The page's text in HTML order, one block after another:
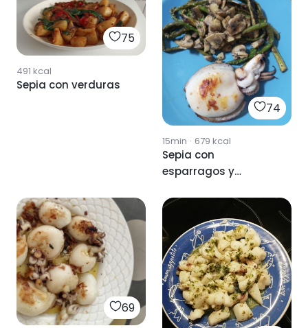
75
491 kcal
Sepia con verduras
74
15min · 679 kcal
Sepia con
esparragos y
69